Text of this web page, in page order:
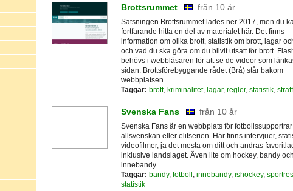
Brottsrummet från 10 år
Satsningen Brottsrummet lades ner 2017, men du
fortfarande hitta en del av materialet här. Det finns
information om olika brott, statistik om brott, lagar
och vad du ska göra om du blivit utsatt för brott.
behövs i webbläsaren för att se de videor som
sidan. Brottsförebyggande rådet (Brå) står bakom
webbplatsen.
Taggar: brott, kriminalitet, lagar, regler, statistik, straff
Svenska Fans från 10 år
Svenska Fans är en webbplats för fotbollssupportrar
allsvenskan eller elitserien. Här finns intervjuer,
videofilmer, ja det mesta om ditt och andras
inklusive landslaget. Även lite om hockey, bandy och
innebandy.
Taggar: bandy, fotboll , innebandy, ishockey,
statistik